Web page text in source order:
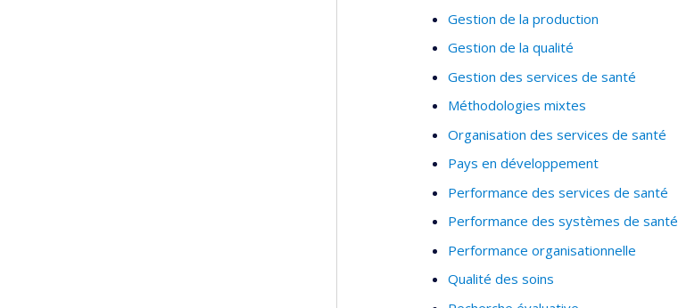
Gestion de la production
Gestion de la qualité
Gestion des services de santé
Méthodologies mixtes
Organisation des services de santé
Pays en développement
Performance des services de santé
Performance des systèmes de santé
Performance organisationnelle
Qualité des soins